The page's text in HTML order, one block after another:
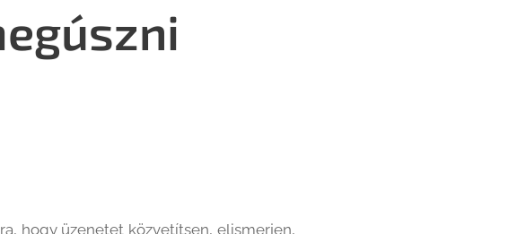
hogy üzenetet közvetítsen, elismerjen,